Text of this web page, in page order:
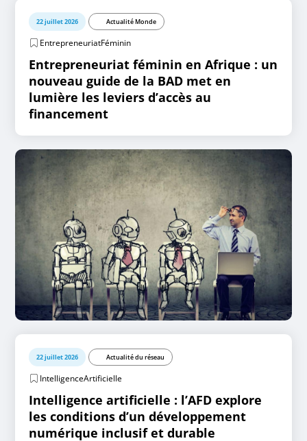
22 juillet 2026 Actualité Monde
EntrepreneuriatFéminin
Entrepreneuriat féminin en Afrique : un
nouveau guide de la BAD met en
lumière les leviers d’accès au
financement
22 juillet 2026 Actualité du réseau
IntelligenceArtificielle
Intelligence artificielle : l’AFD explore
les conditions d’un développement
numérique inclusif et durable